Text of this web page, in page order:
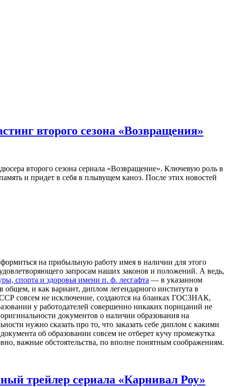
второго сезона «Возвращения»
второго сезона сериала «Возвращение». Ключевую роль в
и придет в себя в плывущем каноэ. После этих новостей
на прибыльную работу имея в наличии для этого
запросам наших законов и положений. А ведь,
спорта и здоровья имени п. ф. лесгафта — в указанном
и как вариант, диплом легендарного института в
совсем не исключение, создаются на бланках ГОСЗНАК,
у работодателей совершенно никаких порицаний не
документов о наличии образования на
нужно сказать про то, что заказать себе диплом с какими
об образовании совсем не отберет кучу промежутка
важные обстоятельства, по вполне понятным соображениям.
трейлер сериала «Карнивал Роу»